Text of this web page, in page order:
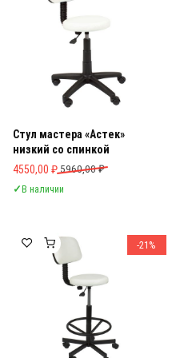
₽.
Стул мастера «Астек»
низкий со спинкой
5960,00₽
Первоначальная цена
4550,00 ₽
Текущая цена: 4550,00 ₽.
✓В наличии
-21%